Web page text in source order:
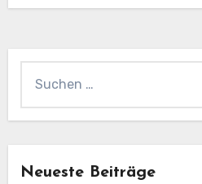
Neueste Beiträge